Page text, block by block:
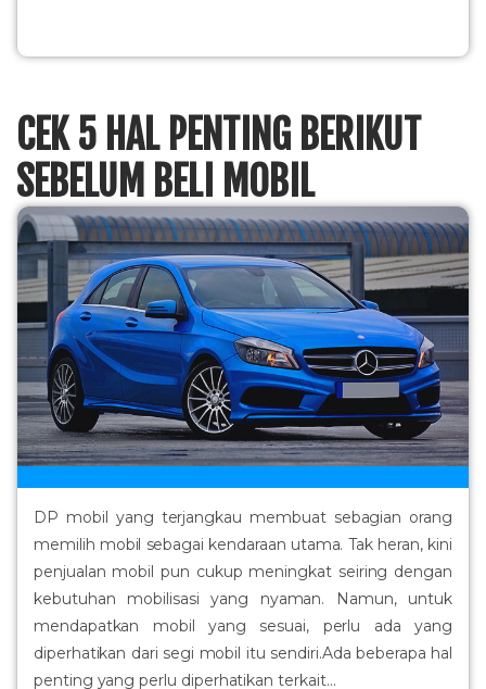
CEK 5 HAL PENTING BERIKUT
SEBELUM BELI MOBIL
DP mobil yang terjangkau membuat sebagian orang
memilih mobil sebagai kendaraan utama. Tak heran, kini
penjualan mobil pun cukup meningkat seiring dengan
kebutuhan mobilisasi yang nyaman. Namun, untuk
mendapatkan mobil yang sesuai, perlu ada yang
diperhatikan dari segi mobil itu sendiri.Ada beberapa hal
penting yang perlu diperhatikan terkait...